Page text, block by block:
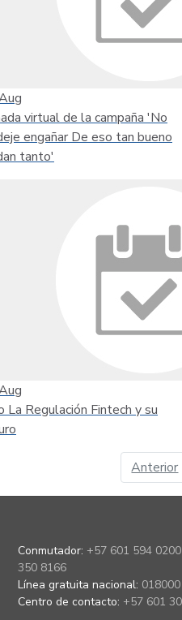
virtual de la campaña 'No
engañar De eso tan bueno
tanto'
La Regulación Fintech y su
Anterior
Conmutador: +57 601 594
350 8166
Línea gratuita nacional:
Centro de contacto: +57 601